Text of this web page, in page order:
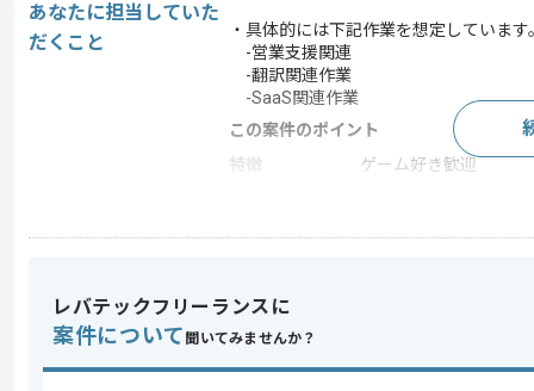
あなたに担当していた
だくこと
・具体的には下記作業を想定しています
-営業支援関連
-翻訳関連作業
-SaaS関連作業
この案件のポイント
特徴
ゲーム好き歓迎
・Googleスプレッドシートとドキュメ
・ピボットやVlookUPの使用経験
歓迎スキル
レバテックフリーランスに
案件について 聞いてみませんか？